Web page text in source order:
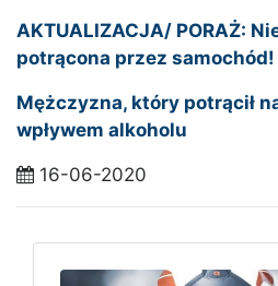
AKTUALIZACJA/ PORAŻ:
potrącona przez samochód!
Mężczyzna, który potrącił
wpływem alkoholu
16-06-2020